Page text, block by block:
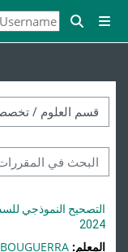
تخطى إلى المحتوى
واجهة جانبية
تبديل إدخال
تصنيفات المقررات
البحث في المقررات
2024
المعلم: